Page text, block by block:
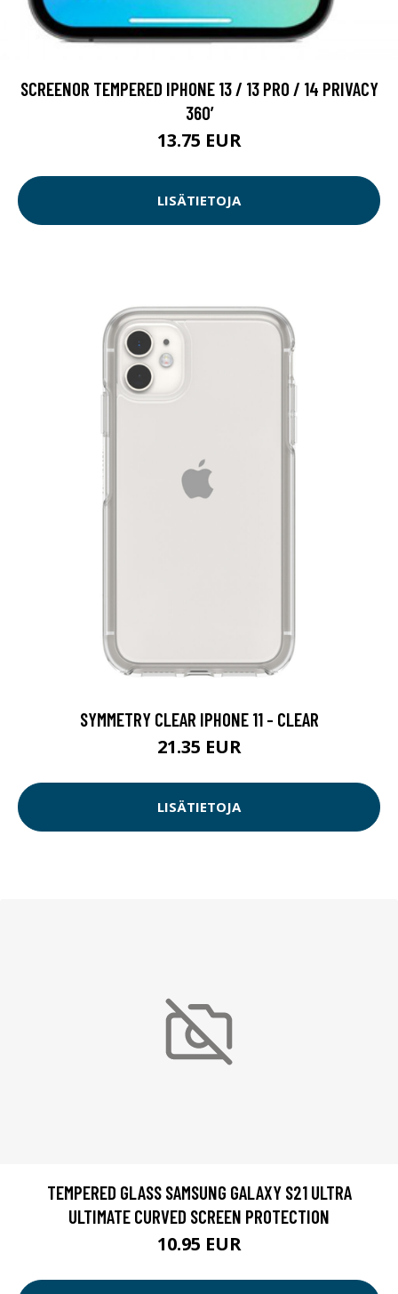
SCREENOR TEMPERED IPHONE 13 / 13 PRO / 14 PRIVACY
360’
13.75 EUR
LISÄTIETOJA
SYMMETRY CLEAR IPHONE 11 - CLEAR
21.35 EUR
LISÄTIETOJA
TEMPERED GLASS SAMSUNG GALAXY S21 ULTRA
ULTIMATE CURVED SCREEN PROTECTION
10.95 EUR